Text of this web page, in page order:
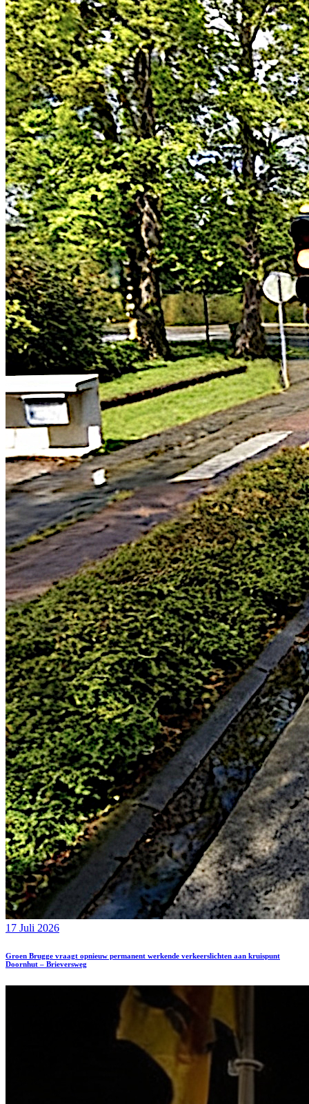
17 Juli 2026
Groen Brugge vraagt opnieuw permanent werkende verkeerslichten aan kruispunt
Doornhut – Brieversweg